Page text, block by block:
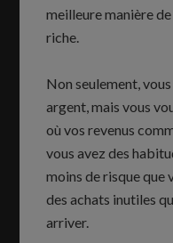
meilleure manière
riche.
Non seulement,
argent, mais vous
où vos revenus
vous avez des
moins de risque que
des achats inutiles
arriver.